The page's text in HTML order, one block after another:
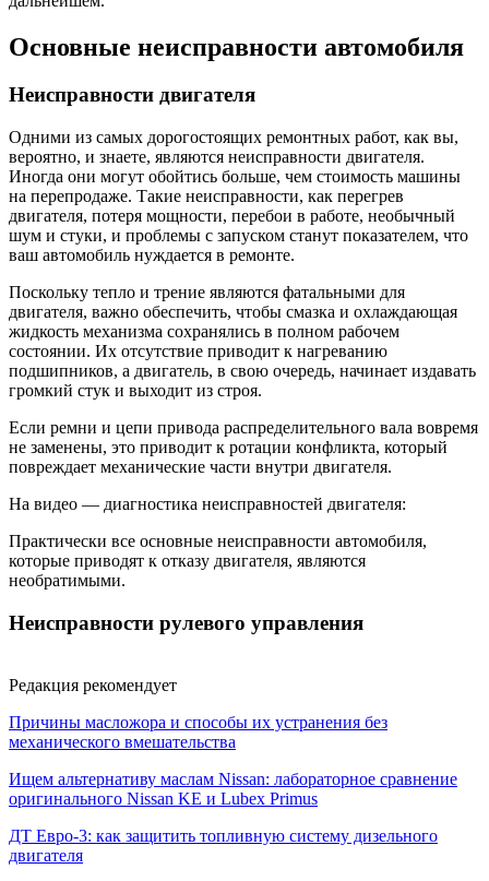
Основные неисправности автомобиля
Неисправности двигателя
Одними из самых дорогостоящих ремонтных работ, как вы,
вероятно, и знаете, являются неисправности двигателя.
Иногда они могут обойтись больше, чем стоимость машины
на перепродаже. Такие неисправности, как перегрев
двигателя, потеря мощности, перебои в работе, необычный
шум и стуки, и проблемы с запуском станут показателем, что
ваш автомобиль нуждается в ремонте.
Поскольку тепло и трение являются фатальными для
двигателя, важно обеспечить, чтобы смазка и охлаждающая
жидкость механизма сохранялись в полном рабочем
состоянии. Их отсутствие приводит к нагреванию
подшипников, а двигатель, в свою очередь, начинает издавать
громкий стук и выходит из строя.
Если ремни и цепи привода распределительного вала вовремя
не заменены, это приводит к ротации конфликта, который
повреждает механические части внутри двигателя.
На видео — диагностика неисправностей двигателя:
Практически все основные неисправности автомобиля,
которые приводят к отказу двигателя, являются
необратимыми.
Неисправности рулевого управления
Редакция рекомендует
Причины масложора и способы их устранения без
механического вмешательства
Ищем альтернативу маслам Nissan: лабораторное сравнение
оригинального Nissan KE и Lubex Primus
ДТ Евро-3: как защитить топливную систему дизельного
двигателя